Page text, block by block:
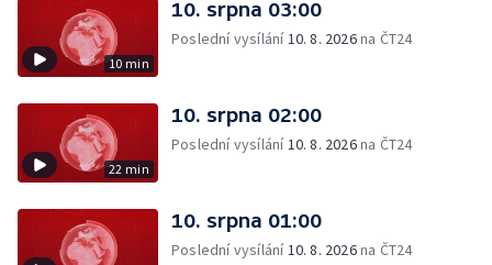
10 min
10. srpna 03:00
Poslední vysílání10. 8. 2026na ČT24
22 min
10. srpna 02:00
Poslední vysílání10. 8. 2026na ČT24
10. srpna 01:00
Poslední vysílání10. 8. 2026na ČT24